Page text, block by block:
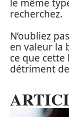
le même
recherchez.
N’oubliez
en valeur la
ce que cette
détriment